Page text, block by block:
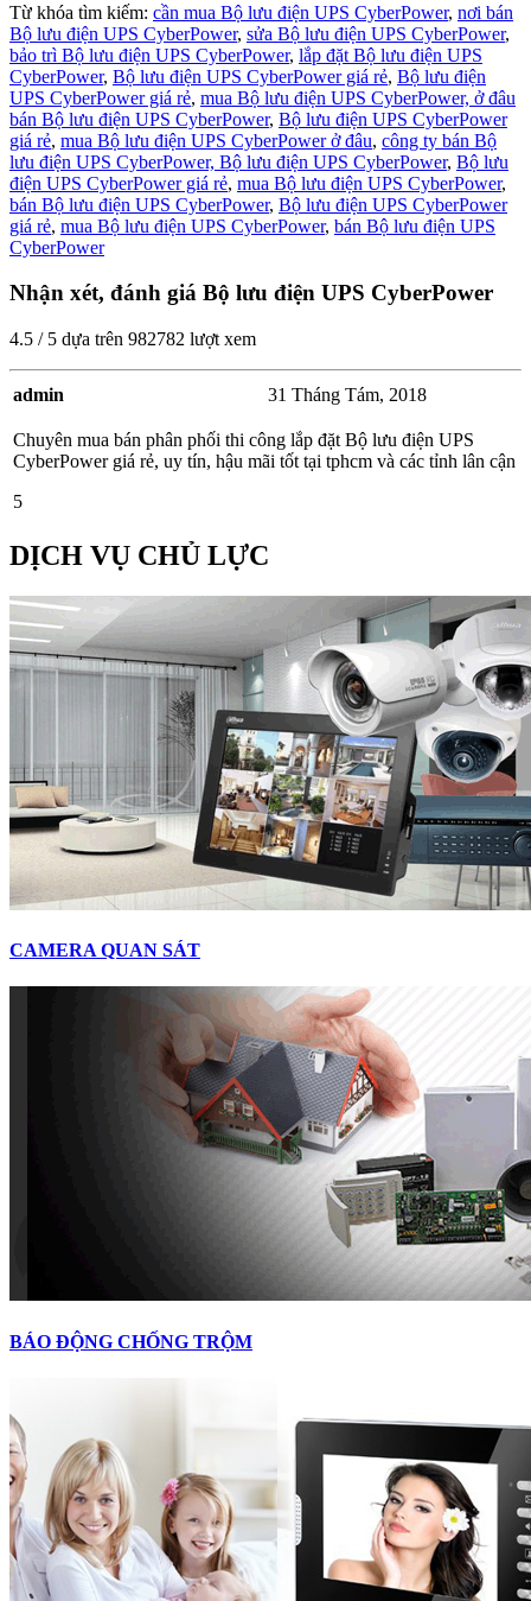
Từ khóa tìm kiếm: cần mua Bộ lưu điện UPS CyberPower, nơi bán
Bộ lưu điện UPS CyberPower, sửa Bộ lưu điện UPS CyberPower,
bảo trì Bộ lưu điện UPS CyberPower, lắp đặt Bộ lưu điện UPS
CyberPower, Bộ lưu điện UPS CyberPower giá rẻ, Bộ lưu điện
UPS CyberPower giá rẻ, mua Bộ lưu điện UPS CyberPower, ở đâu
bán Bộ lưu điện UPS CyberPower, Bộ lưu điện UPS CyberPower
giá rẻ, mua Bộ lưu điện UPS CyberPower ở đâu, công ty bán Bộ
lưu điện UPS CyberPower, Bộ lưu điện UPS CyberPower, Bộ lưu
điện UPS CyberPower giá rẻ, mua Bộ lưu điện UPS CyberPower,
bán Bộ lưu điện UPS CyberPower, Bộ lưu điện UPS CyberPower
giá rẻ, mua Bộ lưu điện UPS CyberPower, bán Bộ lưu điện UPS
CyberPower
Nhận xét, đánh giá Bộ lưu điện UPS CyberPower
4.5 / 5 dựa trên 982782 lượt xem
admin 31 Tháng Tám, 2018
Chuyên mua bán phân phối thi công lắp đặt Bộ lưu điện UPS
CyberPower giá rẻ, uy tín, hậu mãi tốt tại tphcm và các tỉnh lân cận
5
DỊCH VỤ CHỦ LỰC
CAMERA QUAN SÁT
BÁO ĐỘNG CHỐNG TRỘM